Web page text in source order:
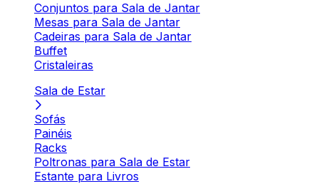
Conjuntos para Sala de Jantar
Mesas para Sala de Jantar
Cadeiras para Sala de Jantar
Buffet
Cristaleiras
Sala de Estar
Sofás
Painéis
Racks
Poltronas para Sala de Estar
Estante para Livros